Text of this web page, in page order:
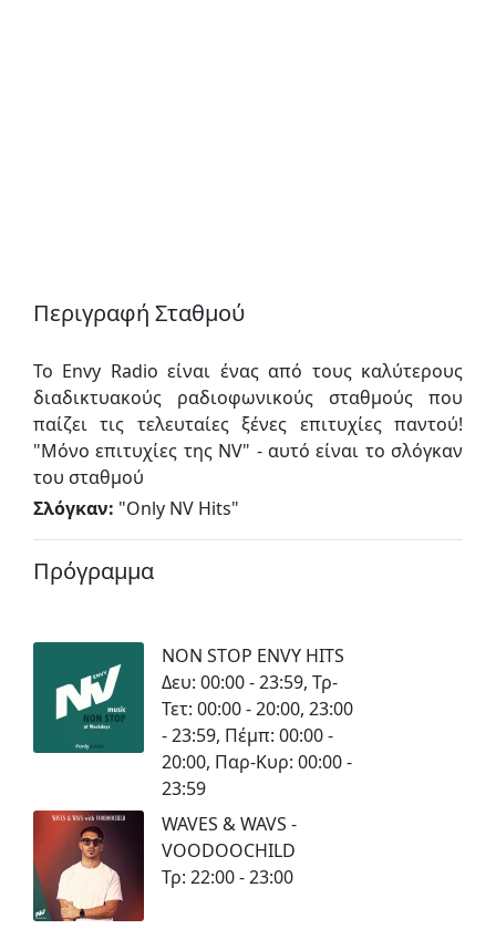
Περιγραφή Σταθμού
Το Envy Radio είναι ένας από τους καλύτερους
διαδικτυακούς ραδιοφωνικούς σταθμούς που
παίζει τις τελευταίες ξένες επιτυχίες παντού!
"Μόνο επιτυχίες της NV" - αυτό είναι το σλόγκαν
του σταθμού
Σλόγκαν: "Only NV Hits"
Πρόγραμμα
NON STOP ENVY HITS
Δευ: 00:00 - 23:59, Τρ-
Τετ: 00:00 - 20:00, 23:00
- 23:59, Πέμπ: 00:00 -
20:00, Παρ-Κυρ: 00:00 -
23:59
WAVES & WAVS -
VOODOOCHILD
Τρ: 22:00 - 23:00